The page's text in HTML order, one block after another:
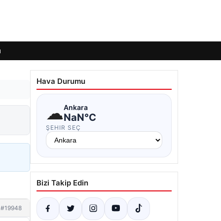
#19948
Hava Durumu
☁Ankara
NaN°C
ŞEHIR SEÇ
Bizi Takip Edin